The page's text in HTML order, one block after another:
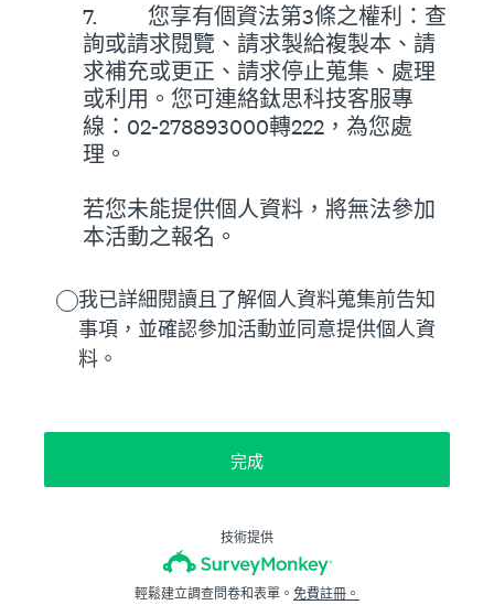
7. 您享有個資法第3條之權利：查
詢或請求閱覽、請求製給複製本、請
求補充或更正、請求停止蒐集、處理
或利用。您可連絡鈦思科技客服專
線：02-278893000轉222，為您處
理。
若您未能提供個人資料，將無法參加
本活動之報名。
我已詳細閱讀且了解個人資料蒐集前告知
事項，並確認參加活動並同意提供個人資
料。
完成
技術提供
輕鬆建立調查問卷和表單。 免費註冊。